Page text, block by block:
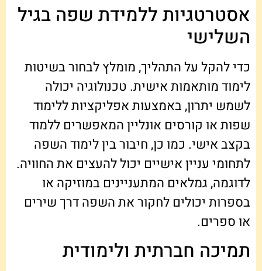
אסטרטגיות ללמידת שפה בגיל
השלישי
כדי להקל על התהליך, מומלץ לבחור בשיטות
לימוד מותאמות אישית. טכנולוגיה יכולה
לשמש יתרון, באמצעות אפליקציות ללימוד
שפות או קורסים אונליין המאפשרים ללמוד
בקצב אישי. כמו כן, חיבור בין לימוד השפה
לתחומי עניין אישיים יכול להעצים את החוויה.
לדוגמה, גמלאים המתעניינים במוזיקה או
בספרות יכולים לחקור את השפה דרך שירים
או ספרים.
תמיכה חברתית ולימודית